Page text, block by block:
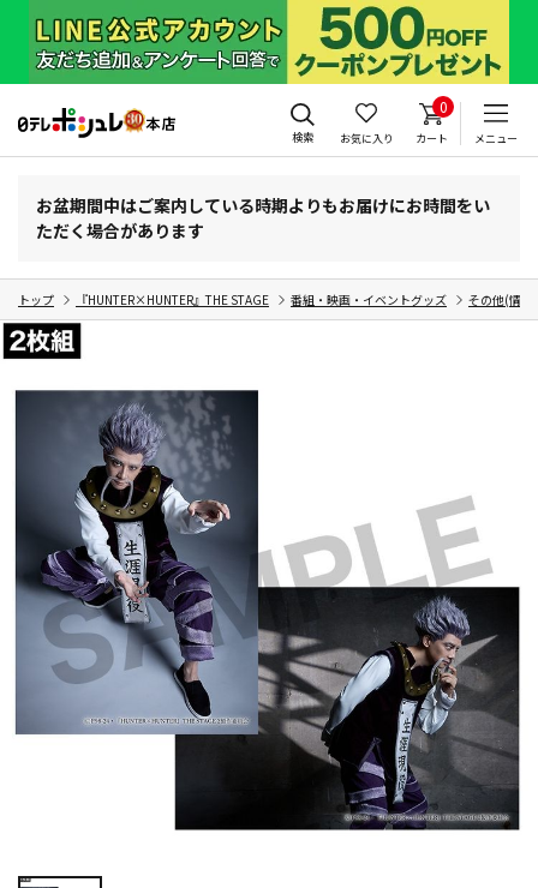
検索 お気に入り
0
カート メニュー
お盆期間中はご案内している時期よりもお届けにお時間をい
ただく場合があります
トップ 『HUNTER×HUNTER』THE STAGE 番組・映画・イベントグッズ その他(情報